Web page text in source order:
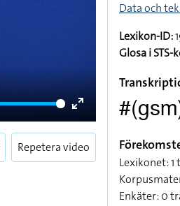
Enter
fullscreen
Repetera video
Data och
Lexikon-ID:
Glosa i STS-
Lexikonet: 1
Enkäter: 0